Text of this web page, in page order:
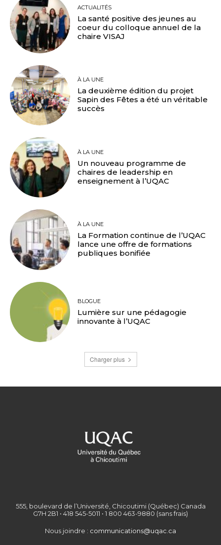
ACTUALITÉS
La santé positive des jeunes au
coeur du colloque annuel de la
chaire VISAJ
À LA UNE
La deuxième édition du projet
Sapin des Fêtes a été un véritable
succès
À LA UNE
Un nouveau programme de
chaires de leadership en
enseignement à l’UQAC
À LA UNE
La Formation continue de l’UQAC
lance une offre de formations
publiques bonifiée
BLOGUE
Lumière sur une pédagogie
innovante à l’UQAC
Charger plus
555, boulevard de l’Université, Chicoutimi (Québec) Canada
G7H 2B1 • 418 545-5011 • 1 800 463-9880 (sans frais)
Nous joindre : communications@uqac.ca